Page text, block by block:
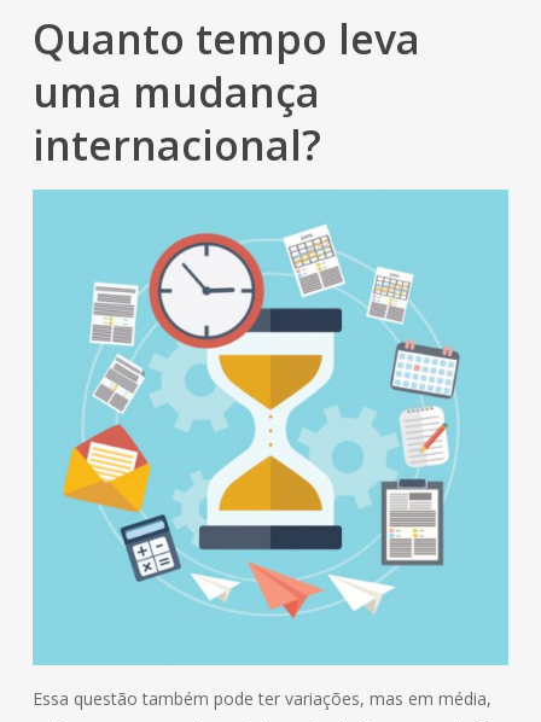
Quanto tempo leva
uma mudança
internacional?
Essa questão também pode ter variações, mas em média,